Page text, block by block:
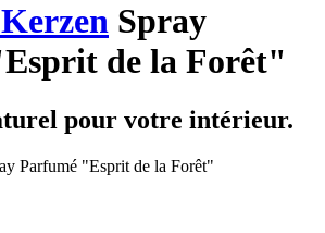
Spray
de la Forêt"
pour votre intérieur.
Parfumé "Esprit de la Forêt"